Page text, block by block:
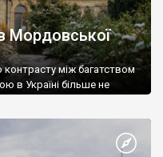
Мордовської
контрасту між багатством
в Україні більше не